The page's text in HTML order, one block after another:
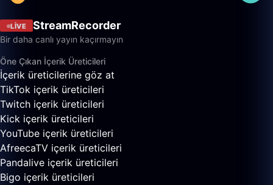
LIVE StreamRecorder
Bir daha canlı yayın kaçırmayın
Öne Çıkan İçerik Üreticileri
İçerik üreticilerine göz at
TikTok içerik üreticileri
Twitch içerik üreticileri
Kick içerik üreticileri
YouTube içerik üreticileri
AfreecaTV içerik üreticileri
Pandalive içerik üreticileri
Bigo içerik üreticileri